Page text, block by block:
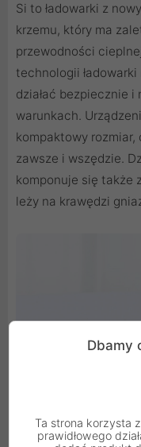
Si to ładowarki z
krzemu, który ma
przewodności
technologii
działać bezpiecznie
warunkach.
kompaktowy
zawsze i wszędzie.
komponuje się także
leży na krawędzi
Dbamy
Ta strona korzysta z
prawidłowego